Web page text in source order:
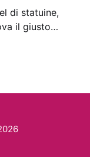
di statuine,
il giusto